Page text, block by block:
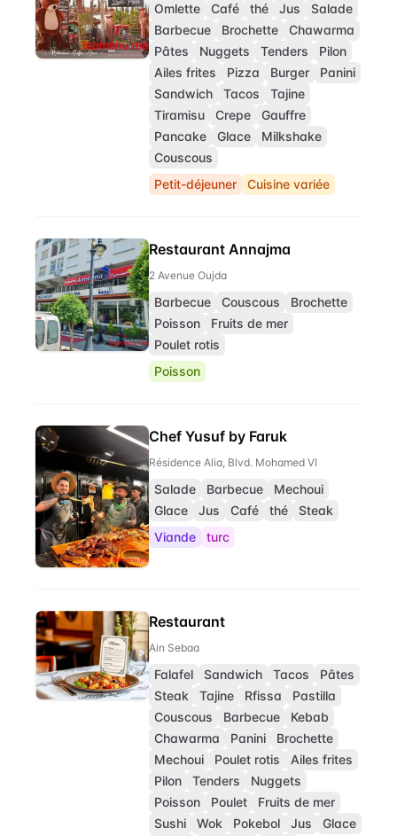
Omlette Café thé Jus
Salade
Barbecue
Brochette
Chawarma
Pâtes
Nuggets Tenders
Pilon
Ailes frites
Pizza Burger
Panini
Sandwich
Tacos
Tajine
Tiramisu
Crepe
Gauffre
Pancake
Glace
Milkshake
Couscous
Petit-déjeuner
Cuisine variée
Restaurant Annajma
2 Avenue Oujda
Barbecue Couscous
Brochette
Poisson
Fruits de mer
Poulet rotis
Poisson
Chef Yusuf by Faruk
Résidence Alia, Blvd. Mohamed VI
Salade Barbecue
Mechoui
Glace
Jus Café thé
Steak
Viande
turc
Restaurant
Ain Sebaa
Falafel Sandwich Tacos
Pâtes
Steak
Tajine Rfissa
Pastilla
Couscous
Barbecue
Kebab
Chawarma
Panini
Brochette
Mechoui
Poulet rotis
Ailes frites
Pilon
Tenders
Nuggets
Poisson
Poulet
Fruits de mer
Sushi
Wok Pokebol Jus
Glace